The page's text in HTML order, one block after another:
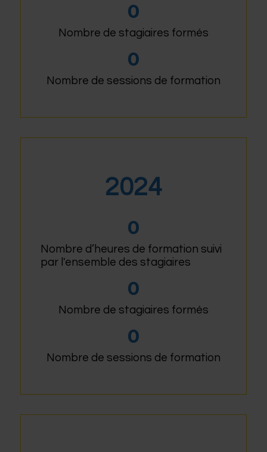
Nombre de stagiaires formés
0
Nombre de sessions de formation
0
2024
Nombre d’heures de formation suivi
par l'ensemble des stagiaires
0
Nombre de stagiaires formés
0
Nombre de sessions de formation
0